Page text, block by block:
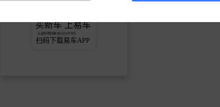
买新车 上易车
认证顾问微信聊 放心比价不吃亏
扫码下载易车APP